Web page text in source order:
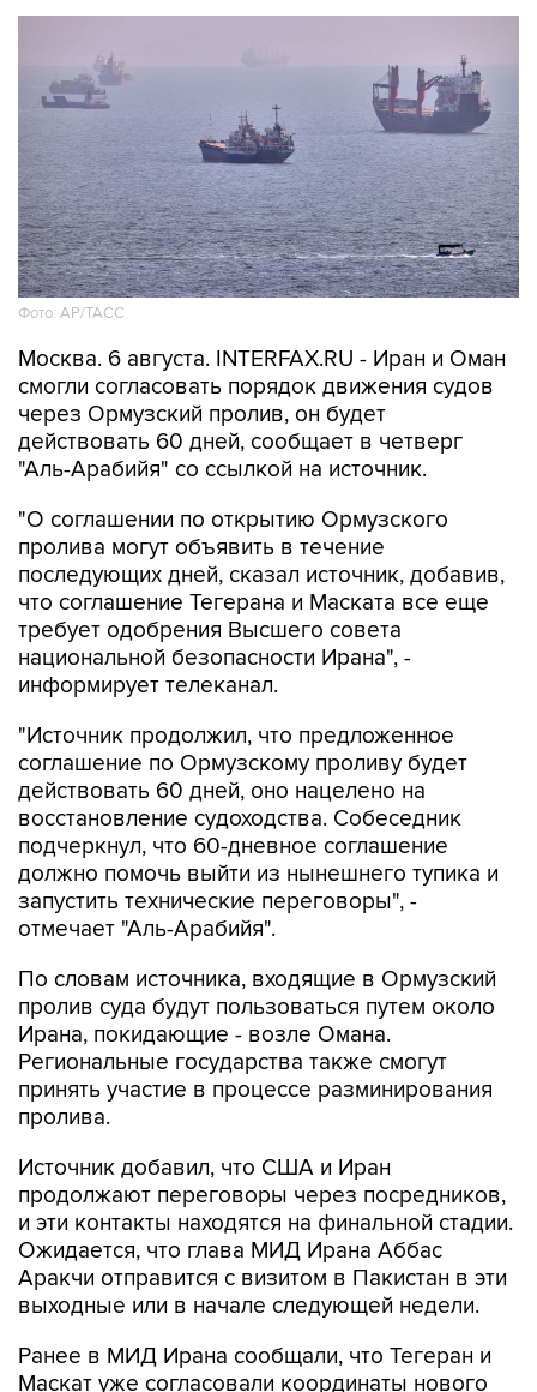
Фото: AP/ТАСС
Москва. 6 августа. INTERFAX.RU - Иран и Оман
смогли согласовать порядок движения судов
через Ормузский пролив, он будет
действовать 60 дней, сообщает в четверг
"Аль-Арабийя" со ссылкой на источник.
"О соглашении по открытию Ормузского
пролива могут объявить в течение
последующих дней, сказал источник, добавив,
что соглашение Тегерана и Маската все еще
требует одобрения Высшего совета
национальной безопасности Ирана", -
информирует телеканал.
"Источник продолжил, что предложенное
соглашение по Ормузскому проливу будет
действовать 60 дней, оно нацелено на
восстановление судоходства. Собеседник
подчеркнул, что 60-дневное соглашение
должно помочь выйти из нынешнего тупика и
запустить технические переговоры", -
отмечает "Аль-Арабийя".
По словам источника, входящие в Ормузский
пролив суда будут пользоваться путем около
Ирана, покидающие - возле Омана.
Региональные государства также смогут
принять участие в процессе разминирования
пролива.
Источник добавил, что США и Иран
продолжают переговоры через посредников,
и эти контакты находятся на финальной стадии.
Ожидается, что глава МИД Ирана Аббас
Аракчи отправится с визитом в Пакистан в эти
выходные или в начале следующей недели.
Ранее в МИД Ирана сообщали, что Тегеран и
Маскат уже согласовали координаты нового